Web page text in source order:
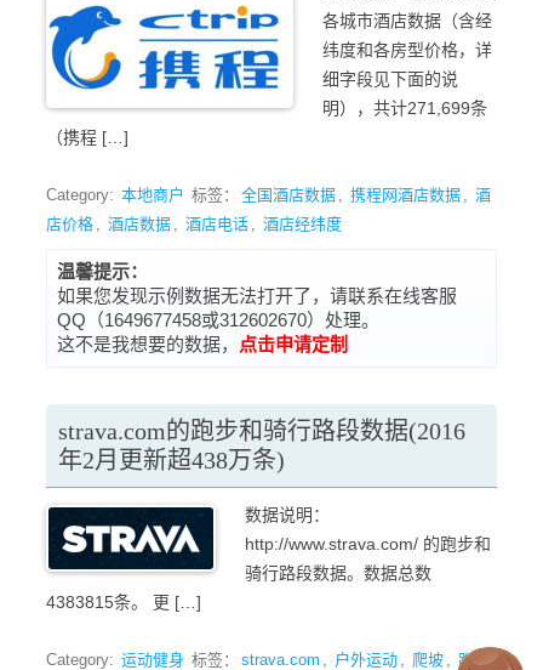
各城市酒店数据（含经
纬度和各房型价格，详
细字段见下面的说
明），共计271,699条
（携程 […]
Category: 本地商户 标签： 全国酒店数据 , 携程网酒店数据 , 酒
店价格 , 酒店数据 , 酒店电话 , 酒店经纬度
温馨提示：
如果您发现示例数据无法打开了，请联系在线客服
QQ（1649677458或312602670）处理。
这不是我想要的数据，
点击申请定制
strava.com的跑步和骑行路段数据(2016
年2月更新超438万条)
数据说明：
http://www.strava.com/ 的跑步和
骑行路段数据。数据总数
4383815条。 更 […]
Category: 运动健身 标签： strava.com , 户外运动 , 爬坡 , 跑步,